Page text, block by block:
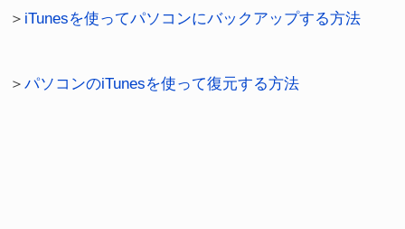
＞ iTunesを使ってパソコンにバックアップする方法
＞ パソコンのiTunesを使って復元する方法